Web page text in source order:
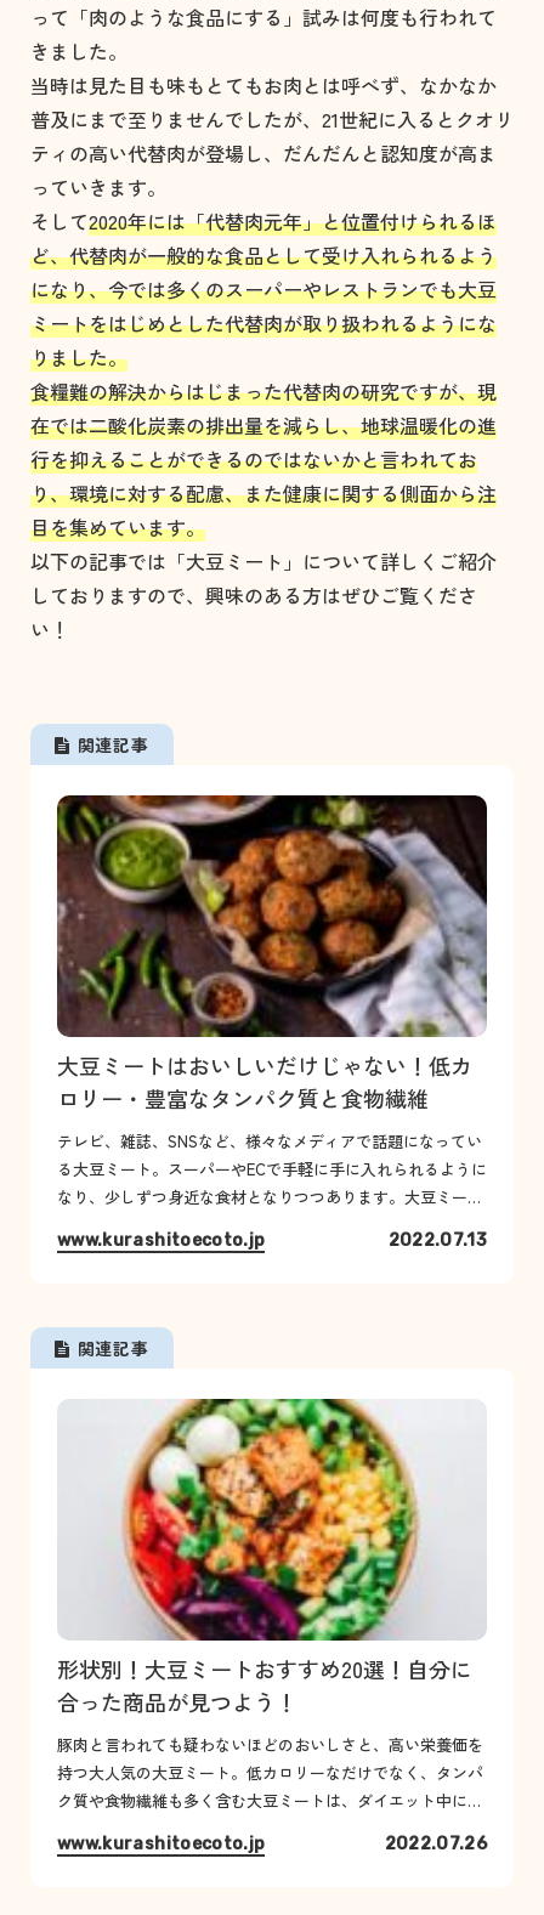
って「肉のような食品にする」試みは何度も行われて
きました。
当時は見た目も味もとてもお肉とは呼べず、なかなか
普及にまで至りませんでしたが、21世紀に入るとクオリ
ティの高い代替肉が登場し、だんだんと認知度が高ま
っていきます。
そして2020年には「代替肉元年」と位置付けられるほ
ど、代替肉が一般的な食品として受け入れられるよう
になり、今では多くのスーパーやレストランでも大豆
ミートをはじめとした代替肉が取り扱われるようにな
りました。
食糧難の解決からはじまった代替肉の研究ですが、現
在では二酸化炭素の排出量を減らし、地球温暖化の進
行を抑えることができるのではないかと言われてお
り、環境に対する配慮、また健康に関する側面から注
目を集めています。
以下の記事では「大豆ミート」について詳しくご紹介
しておりますので、興味のある方はぜひご覧くださ
い！
大豆ミートはおいしいだけじゃない！低カ
ロリー・豊富なタンパク質と食物繊維
テレビ、雑誌、SNSなど、様々なメディアで話題になってい
る大豆ミート。スーパーやECで手軽に手に入れられるように
なり、少しずつ身近な食材となりつつあります。大豆ミート
めるのが特徴ですが、...
www.kurashitoecoto.jp 2022.07.13
形状別！大豆ミートおすすめ20選！自分に
合った商品が見つよう！
豚肉と言われても疑わないほどのおいしさと、高い栄養価を
持つ大人気の大豆ミート。低カロリーなだけでなく、タンパ
ク質や食物繊維も多く含む大豆ミートは、ダイエット中にも
めています。そんな人気の...
www.kurashitoecoto.jp 2022.07.26